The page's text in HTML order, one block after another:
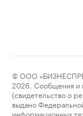
© ООО
2026. Сообщения и
(свидетельство о
выдано
информационных